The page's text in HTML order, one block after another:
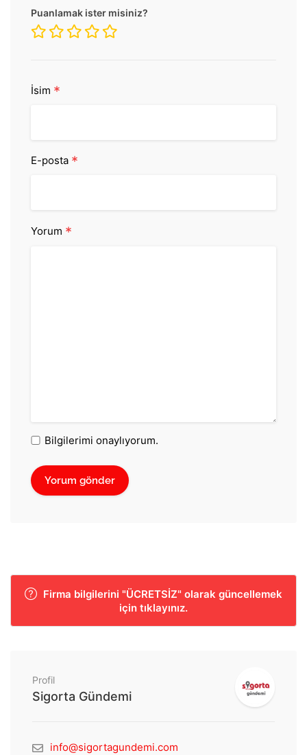
Puanlamak ister misiniz?
İsim *
E-posta *
Yorum *
Bilgilerimi onaylıyorum.
Firma bilgilerini "ÜCRETSİZ" olarak güncellemek
için tıklayınız.
Profil
Sigorta Gündemi
info@sigortagundemi.com